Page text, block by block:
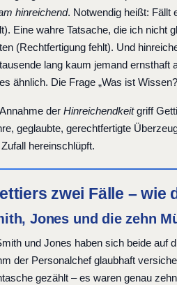
hinreichend. Notwendig heißt: Fällt
Eine wahre Tatsache, die ich nicht
(Rechtfertigung fehlt). Und
lang kaum jemand ernsthaft
ähnlich. Die Frage „Was ist
der Hinreichendkeitgriff
geglaubte, gerechtfertigte
hereinschlüpft.
zwei Fälle –
Jones und die zehn
und Jones haben sich beide auf
der Personalchef glaubhaft
gezählt – es waren genau